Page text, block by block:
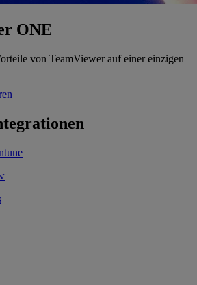
ONE
von TeamViewer auf einer einzigen